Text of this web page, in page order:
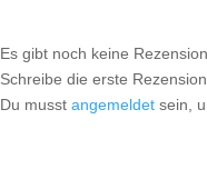
Es gibt noch keine
Schreibe die erste
Du musstangemeldet sein,